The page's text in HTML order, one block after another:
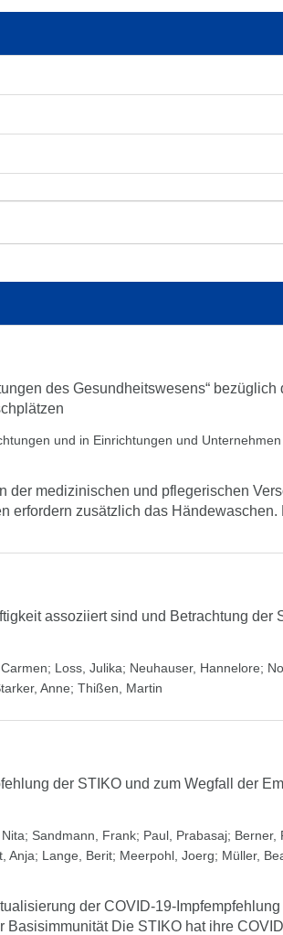
des Gesundheitswesens“ bezüglich
und in Einrichtungen und
medizinischen und pflegerischen
erfordern zusätzlich das Händewaschen.
assoziiert sind und Betrachtung der
; Loss, Julika; Neuhauser, Hannelore;
Anne; Thißen, Martin
der STIKO und zum Wegfall der
; Sandmann, Frank; Paul, Prabasaj; Berner,
Anja; Lange, Berit; Meerpohl, Joerg; Müller,
der COVID-19-
Die STIKO hat ihre